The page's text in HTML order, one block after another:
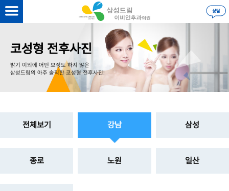
코성형 전후사진
밝기 이외에 어떤 보정도 하지 않은
삼성드림의 아주 솔직한 코성형 전후사진!
을 하시면더 자세한 정보
전체보기 강남 삼성
종로 노원 일산